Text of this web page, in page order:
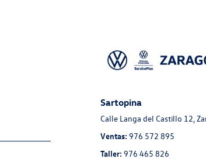
Sartopina
Calle Langa del Castillo 12,
Ventas: 976 572 895
Taller: 976 465 826